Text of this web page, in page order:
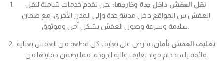
نقل العفش داخل جدة وخارجها: نحن نقدم خدمات شاملة لنقل
العفش بين المواقع داخل مدينة جدة وإلى المدن الأخرى، مع ضمان
سلامة وسرعة وصول العفش بشكل آمن وموثوق.
تغليف العفش بأمان: نحرص على تغليف كل قطعة من العفش بعناية
فائقة باستخدام مواد تغليف عالية الجودة، مما يضمن حمايتها من